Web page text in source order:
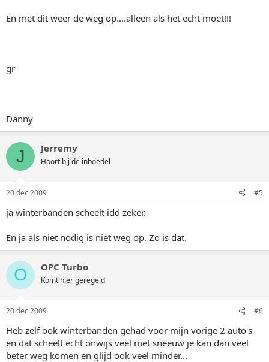
En met dit weer de weg op....alleen als het echt moet!!!
gr
Danny
J Jerremy
Hoort bij de inboedel
20 dec 2009 #5
ja winterbanden scheelt idd zeker.
En ja als niet nodig is niet weg op. Zo is dat.
O OPC Turbo
Komt hier geregeld
20 dec 2009 #6
Heb zelf ook winterbanden gehad voor mijn vorige 2 auto's
en dat scheelt echt onwijs veel met sneeuw je kan dan veel
beter weg komen en glijd ook veel minder...